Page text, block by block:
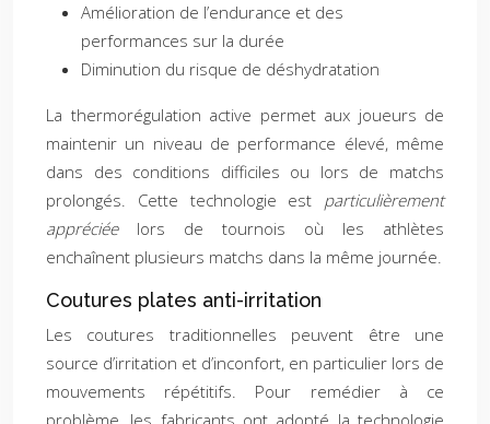
Amélioration de l’endurance et des
performances sur la durée
Diminution du risque de déshydratation
La thermorégulation active permet aux joueurs de
maintenir un niveau de performance élevé, même
dans des conditions difficiles ou lors de matchs
prolongés. Cette technologie est particulièrement
appréciée lors de tournois où les athlètes
enchaînent plusieurs matchs dans la même journée.
Coutures plates anti-irritation
Les coutures traditionnelles peuvent être une
source d’irritation et d’inconfort, en particulier lors de
mouvements répétitifs. Pour remédier à ce
problème, les fabricants ont adopté la technologie